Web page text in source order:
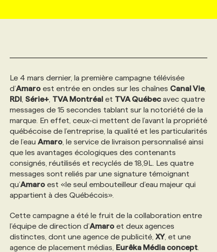
AFFAIRES DE L'INDUSTRIE
INITIATIVES NUMÉRIQUES
PRIX ET DISTINCTIONS
TENDANCES
WEB & MÉDIAS SOCIAUX
MARKETING DURABLE
GEO/SEO
ÉVÉNEMENTIEL
NOS AUTEUR‧RICES
INFOLETTRE PUBLICITÉ
ANNONCEZ AVEC NOUS
CONSULTER LA CVTHÈQUE
PROFIL ENTREPRISE
FAQ
ANNONCEZ AVEC NOUS
VOIR LES OFFRES
PROFIL CANDIDAT
FAQ
ANNONCEZ AVEC NOUS
NOS FORMATIONS EN LIGNE
NOS PARCOURS DE FORMATIONS
FORMATIONS PERSONNALISÉES
NOS FORMATEUR‧RICES
POURQUOI CHOISIR NOS FORMATIONS
PROGRAMMES DE SUBVENTIONS
CHASSE DE TÊTE
SERVICE DE CHASSE DE TÊTE
NOS TARIFS
NOS EXPERTISES
FAQ
Le 4 mars dernier, la première campagne télévisée
d’Amaro est entrée en ondes sur les chaînes Canal Vie,
RDI Série+ TVA Montréal et TVA Québecavec quatre
messages de 15 secondes tablant sur la notoriété de la
marque. En effet, ceux-ci mettent de l’avant la propriété
québécoise de l’entreprise, la qualité et les particularités
de l’eau Amaro , le service de livraison personnalisé ainsi
que les avantages écologiques des contenants
consignés, réutilisés et recyclés de 18,9L. Les quatre
messages sont reliés par une signature témoignant
qu’Amaro est «le seul embouteilleur d’eau majeur qui
appartient à des Québécois».
Cette campagne a été le fruit de la collaboration entre
l’équipe de direction d’Amaro et deux agences
distinctes, dont une agence de publicité, XY, et une
agence de placement médias, Eurêka Média concept